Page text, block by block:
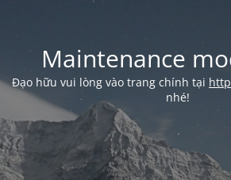
Maintenance
Đạo hữu vui lòng vào trang chính tại
nhé!